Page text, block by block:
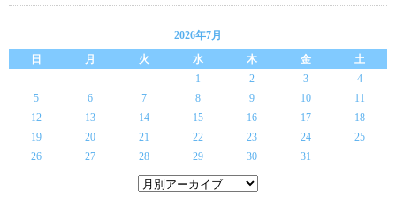
2026年7月
日
月 火 水 木 金
土
1
2 3
4
5
6 7 8 9 10
11
12
13 14 15 16 17
18
19
20 21 22 23 24
25
26
27 28 29 30 31